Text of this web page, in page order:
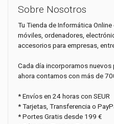
Sobre Nosotros
Tu Tienda de Informática
móviles, ordenadores,
accesorios para empresas,
Cada día incorporamos nuevos
ahora contamos con más de
* Envíos en 24 horas con SEUR
* Tarjetas, Transferencia o
* Portes Gratis desde 199 €